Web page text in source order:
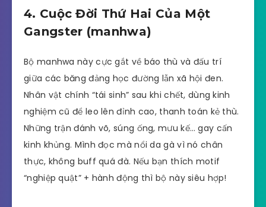
4. Cuộc Đời Thứ Hai Của Một
Gangster (manhwa)
Bộ manhwa này cực gắt về báo thù và đấu trí
giữa các băng đảng học đường lẫn xã hội đen.
Nhân vật chính “tái sinh” sau khi chết, dùng kinh
nghiệm cũ để leo lên đỉnh cao, thanh toán kẻ thù.
Những trận đánh võ, súng ống, mưu kế… gay cấn
kinh khủng. Mình đọc mà nổi da gà vì nó chân
thực, không buff quá đà. Nếu bạn thích motif
“nghiệp quật” + hành động thì bộ này siêu hợp!